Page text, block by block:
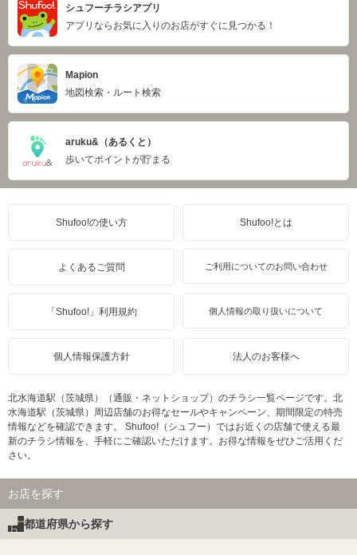
シュフーチラシアプリ
アプリならお気に入りのお店がすぐに見つかる！
Mapion
地図検索・ルート検索
aruku&（あるくと）
歩いてポイントが貯まる
Shufoo!の使い方 Shufoo!とは
よくあるご質問 ご利用についてのお問い合わせ
「Shufoo!」利用規約 個人情報の取り扱いについて
個人情報保護方針 法人のお客様へ
北水海道駅（茨城県）（通販・ネットショップ）のチラシ一覧ページです。北
水海道駅（茨城県）周辺店舗のお得なセールやキャンペーン、期間限定の特売
情報などを確認できます。 Shufoo!（シュフー）ではお近くの店舗で使える最
新のチラシ情報を、手軽にご確認いただけます。お得な情報をぜひご活用くだ
さい。
お店を探す
都道府県から探す